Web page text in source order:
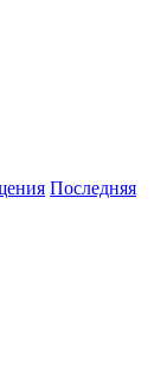
Последняя